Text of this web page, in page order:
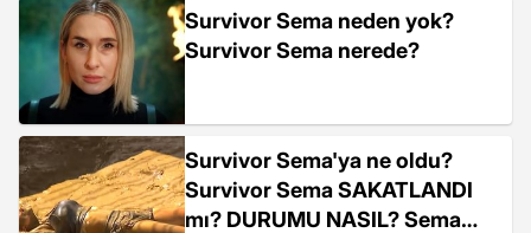
Survivor Sema neden yok?
Survivor Sema nerede?
Survivor Sema'ya ne oldu?
Survivor Sema SAKATLANDI
mı? DURUMU NASIL? Sema